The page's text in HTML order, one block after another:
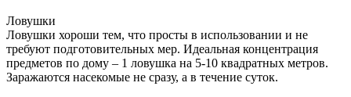
Ловушки
Ловушки хороши тем, что просты в использовании и не
требуют подготовительных мер. Идеальная концентрация
предметов по дому – 1 ловушка на 5-10 квадратных метров.
Заражаются насекомые не сразу, а в течение суток.